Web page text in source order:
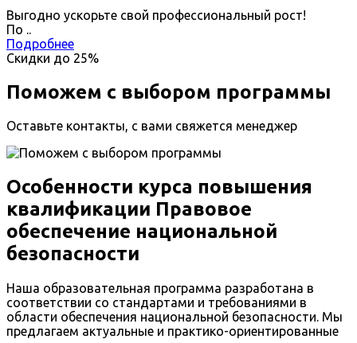
Выгодно ускорьте свой профессиональный рост!
По ..
Подробнее
Скидки до 25%
Поможем с выбором программы
Оставьте контакты, с вами свяжется менеджер
Особенности курса повышения
квалификации Правовое
обеспечение национальной
безопасности
Наша образовательная программа разработана в
соответствии со стандартами и требованиями в
области обеспечения национальной безопасности. Мы
предлагаем актуальные и практико-ориентированные